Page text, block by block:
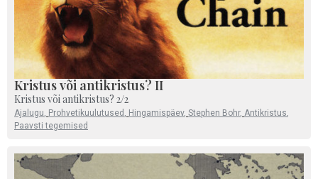
Kristus või antikristus? II
Kristus või antikristus? 2/2
Ajalugu, Prohvetikuulutused , Hingamispäev, Stephen Bohr, Antikristus,
Paavsti tegemised